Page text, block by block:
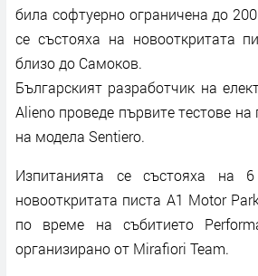
била софтуерно ограничена до
се състояха на новооткритата
близо до Самоков.
Българският разработчик на
Alieno проведе първите тестове на
на модела Sentiero.
Изпитанията се състояха
новооткритата писта A1 Motor
по време на събитието
организирано от Mirafiori Team.